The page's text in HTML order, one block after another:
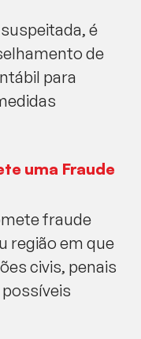
é
de
para
uma Fraude
fraude
região em que
civis, penais